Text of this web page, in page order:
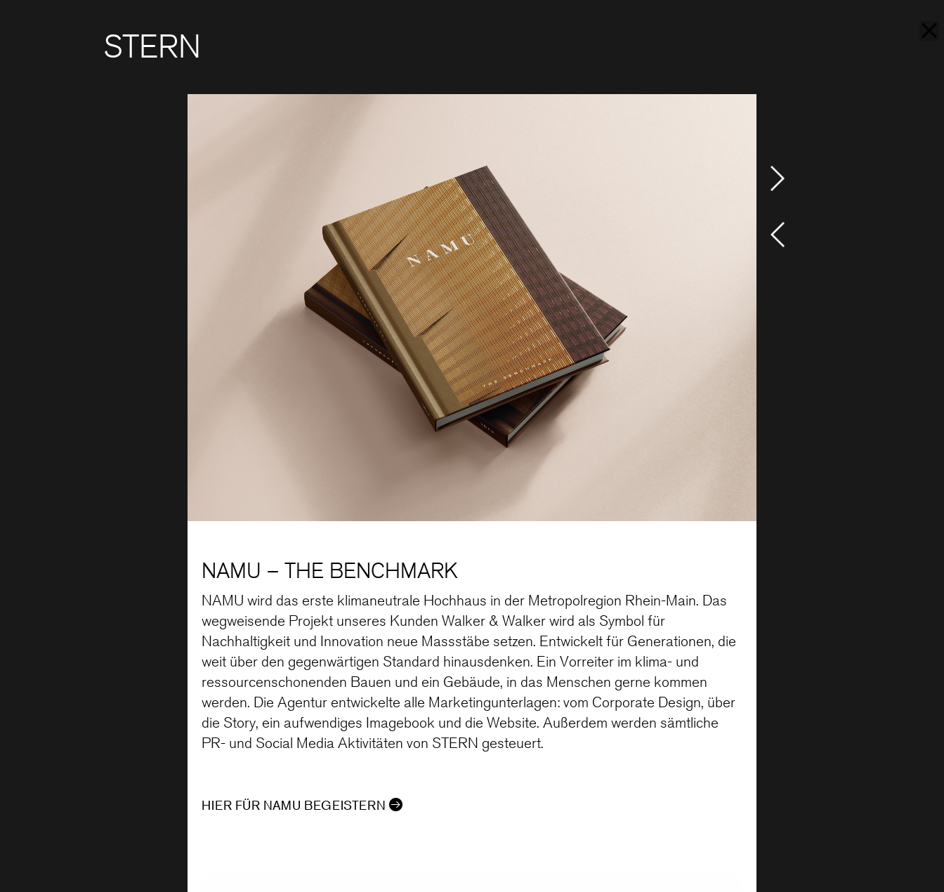
STERN
NAMU – THE BENCHMARK
NAMU wird das erste klimaneutrale Hochhaus in der Metropolregion Rhein-Main. Das
wegweisende Projekt unseres Kunden Walker & Walker wird als Symbol für
Nachhaltigkeit und Innovation neue Massstäbe setzen. Entwickelt für Generationen, die
weit über den gegenwärtigen Standard hinausdenken. Ein Vorreiter im klima- und
ressourcenschonenden Bauen und ein Gebäude, in das Menschen gerne kommen
werden. Die Agentur entwickelte alle Marketingunterlagen: vom Corporate Design, über
die Story, ein aufwendiges Imagebook und die Website. Außerdem werden sämtliche
PR- und Social Media Aktivitäten von STERN gesteuert.
HIER FÜR NAMU BEGEISTERN